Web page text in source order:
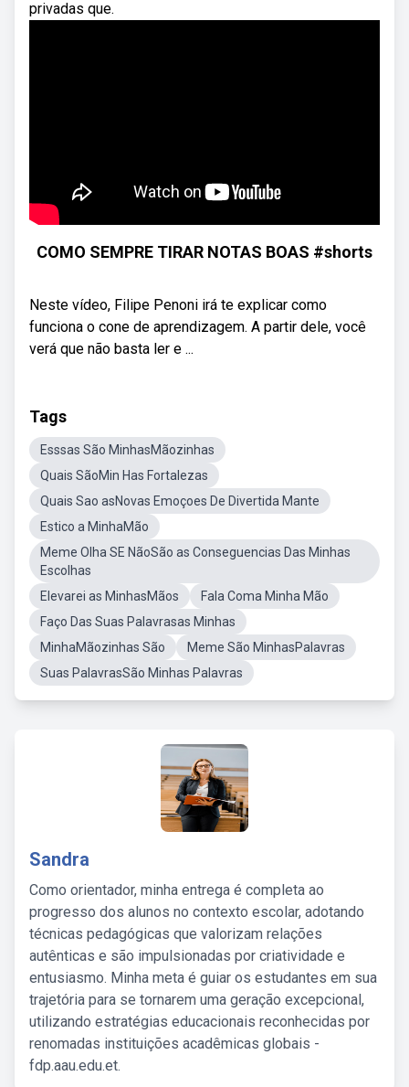
privadas que.
COMO SEMPRE TIRAR NOTAS BOAS #shorts
Neste vídeo, Filipe Penoni irá te explicar como
funciona o cone de aprendizagem. A partir dele, você
verá que não basta ler e ...
Tags
Esssas São MinhasMãozinhas
Quais SãoMin Has Fortalezas
Quais Sao asNovas Emoçoes De Divertida Mante
Estico a MinhaMão
Meme Olha SE NãoSão as Conseguencias Das Minhas
Escolhas
Elevarei as MinhasMãos
Fala Coma Minha Mão
Faço Das Suas Palavrasas Minhas
MinhaMãozinhas São
Meme São MinhasPalavras
Suas PalavrasSão Minhas Palavras
Sandra
Como orientador, minha entrega é completa ao
progresso dos alunos no contexto escolar, adotando
técnicas pedagógicas que valorizam relações
autênticas e são impulsionadas por criatividade e
entusiasmo. Minha meta é guiar os estudantes em sua
trajetória para se tornarem uma geração excepcional,
utilizando estratégias educacionais reconhecidas por
renomadas instituições acadêmicas globais -
fdp.aau.edu.et.